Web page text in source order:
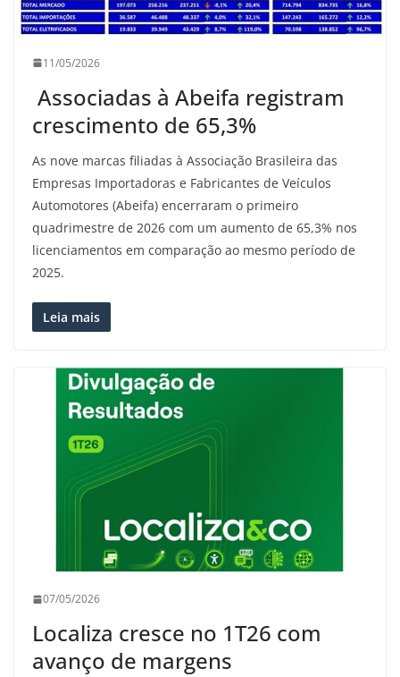
11/05/2026
Associadas à Abeifa registram
crescimento de 65,3%
As nove marcas filiadas à Associação Brasileira das
Empresas Importadoras e Fabricantes de Veículos
Automotores (Abeifa) encerraram o primeiro
quadrimestre de 2026 com um aumento de 65,3% nos
licenciamentos em comparação ao mesmo período de
2025.
Leia mais
07/05/2026
Localiza cresce no 1T26 com
avanço de margens